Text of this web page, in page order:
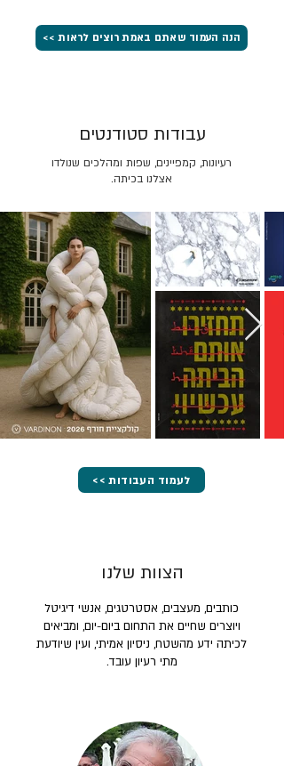
הנה העמוד שאתם באמת רוצים לראות >>
רעיונות, קמפיינים, שפות ומהלכים שנולדו
אצלנו בכיתה.
עבודות סטודנטים
<< לעמוד העבודות
הצוות שלנו
כותבים, מעצבים, אסטרטגים, אנשי דיגיטל
ויוצרים שחיים את התחום ביום-יום, ומביאים
לכיתה ידע מהשטח, ניסיון אמיתי, ועין שיודעת
מתי רעיון עובד.